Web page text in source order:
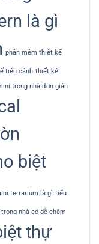
là gì
phần mềm thiết kế
tiểu cảnh thiết kế
trong nhà đơn giản
biệt
terrarium là gì tiểu
nhà có dễ chăm
thự